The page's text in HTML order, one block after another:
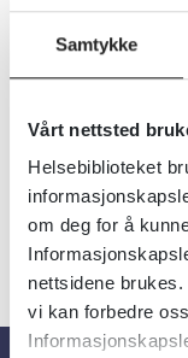
Samtykke
Vårt nettsted
Helsebiblioteket
om deg for å
nettsidene
vi kan forbedre